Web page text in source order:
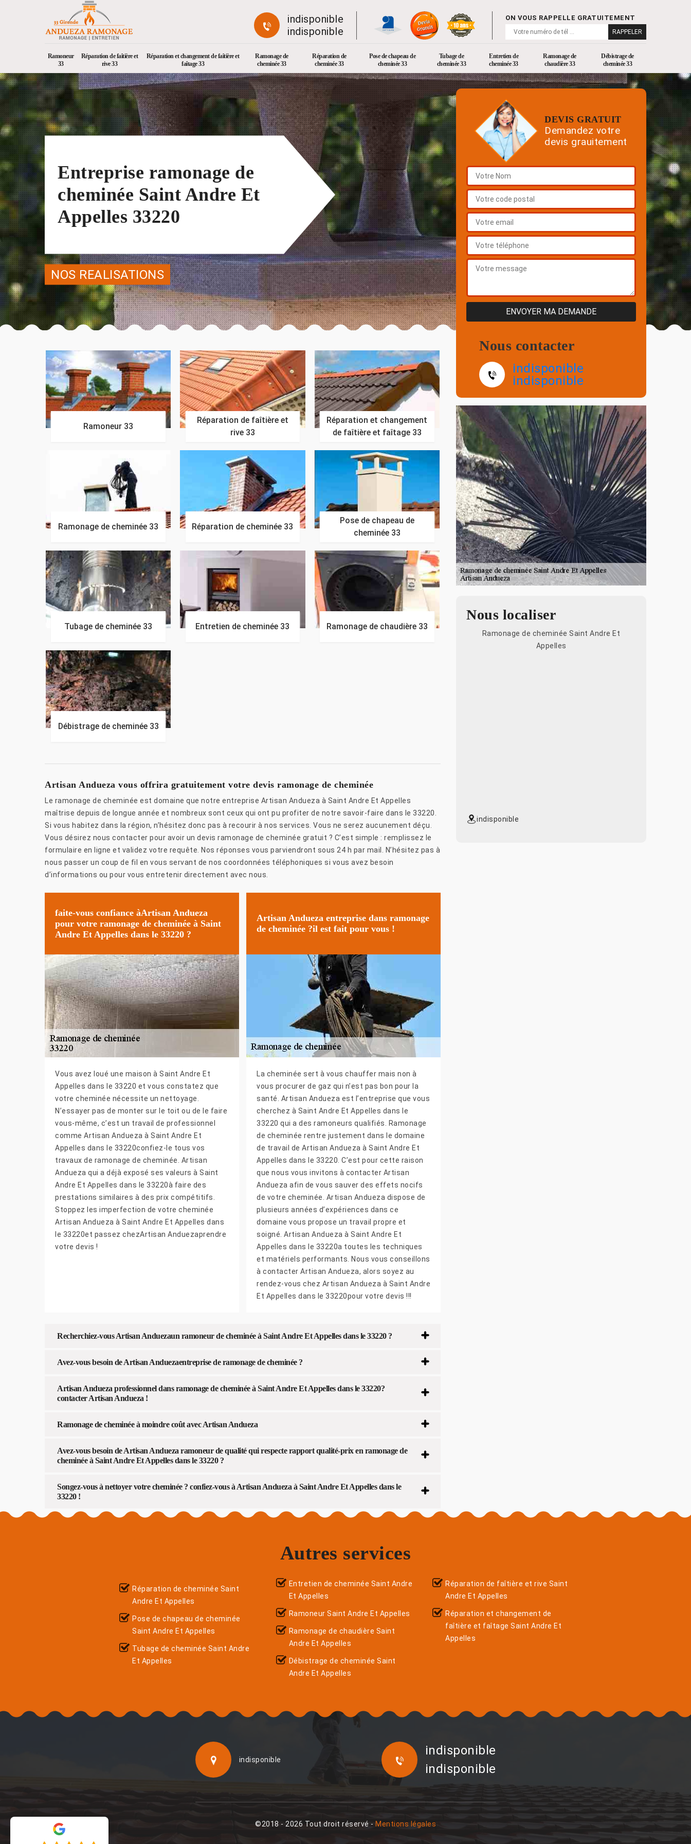
indisponible
indisponible
ON VOUS RAPPELLE GRATUITEMENT
Ramoneur
33
Réparation de faîtière et
rive 33
Réparation et changement de faîtière et
faîtage 33
Ramonage de
cheminée 33
Réparation de
cheminée 33
Pose de chapeau de
cheminée 33
Tubage de
cheminée 33
Entretien de
cheminée 33
Ramonage de
chaudière 33
Débistrage de
cheminée 33
Entreprise ramonage de
cheminée Saint Andre Et
Appelles 33220
NOS REALISATIONS
Ramoneur 33
Réparation de faîtière et
rive 33
Réparation et changement
de faîtière et faîtage 33
Ramonage de cheminée 33 Réparation de cheminée 33
Pose de chapeau de
cheminée 33
Tubage de cheminée 33 Entretien de cheminée 33 Ramonage de chaudière 33
Débistrage de cheminée 33
Artisan Andueza vous offrira gratuitement votre devis ramonage de cheminée
Le ramonage de cheminée est domaine que notre entreprise Artisan Andueza à Saint Andre Et Appelles
maîtrise depuis de longue année et nombreux sont ceux qui ont pu profiter de notre savoir-faire dans le 33220.
Si vous habitez dans la région, n’hésitez donc pas à recourir à nos services. Vous ne serez aucunement déçu.
Vous désirez nous contacter pour avoir un devis ramonage de cheminée gratuit ? C’est simple : remplissez le
formulaire en ligne et validez votre requête. Nos réponses vous parviendront sous 24 h par mail. N’hésitez pas à
nous passer un coup de fil en vous servant de nos coordonnées téléphoniques si vous avez besoin
d’informations ou pour vous entretenir directement avec nous.
faite-vous confiance àArtisan Andueza
pour votre ramonage de cheminée à Saint
Andre Et Appelles dans le 33220 ?
Vous avez loué une maison à Saint Andre Et
Appelles dans le 33220 et vous constatez que
votre cheminée nécessite un nettoyage.
N’essayer pas de monter sur le toit ou de le faire
vous-même, c’est un travail de professionnel
comme Artisan Andueza à Saint Andre Et
Appelles dans le 33220confiez-le tous vos
travaux de ramonage de cheminée. Artisan
Andueza qui a déjà exposé ses valeurs à Saint
Andre Et Appelles dans le 33220à faire des
prestations similaires à des prix compétitifs.
Stoppez les imperfection de votre cheminée
Artisan Andueza à Saint Andre Et Appelles dans
le 33220et passez chezArtisan Anduezaprendre
votre devis !
Artisan Andueza entreprise dans ramonage
de cheminée ?il est fait pour vous !
La cheminée sert à vous chauffer mais non à
vous procurer de gaz qui n’est pas bon pour la
santé. Artisan Andueza est l’entreprise que vous
cherchez à Saint Andre Et Appelles dans le
33220 qui a des ramoneurs qualifiés. Ramonage
de cheminée rentre justement dans le domaine
de travail de Artisan Andueza à Saint Andre Et
Appelles dans le 33220. C’est pour cette raison
que nous vous invitons à contacter Artisan
Andueza afin de vous sauver des effets nocifs
de votre cheminée. Artisan Andueza dispose de
plusieurs années d’expériences dans ce
domaine vous propose un travail propre et
soigné. Artisan Andueza à Saint Andre Et
Appelles dans le 33220a toutes les techniques
et matériels performants. Nous vous conseillons
à contacter Artisan Andueza, alors soyez au
rendez-vous chez Artisan Andueza à Saint Andre
Et Appelles dans le 33220pour votre devis !!!
Recherchiez-vous Artisan Anduezaun ramoneur de cheminée à Saint Andre Et Appelles dans le 33220 ?
Avez-vous besoin de Artisan Anduezaentreprise de ramonage de cheminée ?
Artisan Andueza professionnel dans ramonage de cheminée à Saint Andre Et Appelles dans le 33220?
contacter Artisan Andueza !
Ramonage de cheminée à moindre coût avec Artisan Andueza
Avez-vous besoin de Artisan Andueza ramoneur de qualité qui respecte rapport qualité-prix en ramonage de
cheminée à Saint Andre Et Appelles dans le 33220 ?
Songez-vous à nettoyer votre cheminée ? confiez-vous à Artisan Andueza à Saint Andre Et Appelles dans le
33220 !
DEVIS GRATUIT
Demandez votre
devis grauitement
Nous contacter
indisponible
indisponible
Nous localiser
Ramonage de cheminée Saint Andre Et
Appelles
indisponible
Autres services
Réparation de cheminée Saint
Andre Et Appelles
Pose de chapeau de cheminée
Saint Andre Et Appelles
Tubage de cheminée Saint Andre
Et Appelles
Entretien de cheminée Saint Andre
Et Appelles
Ramoneur Saint Andre Et Appelles
Ramonage de chaudière Saint
Andre Et Appelles
Débistrage de cheminée Saint
Andre Et Appelles
Réparation de faîtière et rive Saint
Andre Et Appelles
Réparation et changement de
faîtière et faîtage Saint Andre Et
Appelles
indisponible
indisponible
indisponible
©2018 - 2026 Tout droit réservé - Mentions légales